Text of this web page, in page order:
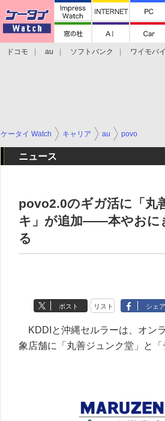
ドコモ au ソフトバンク ワイモバ
ケータイ Watch キャリア au povo
ニュース
povo2.0のギガ活に「丸
キ」が追加――本やおに
る
ポスト リスト シェア
KDDIと沖縄セルラーは、オン
象店舗に「丸善ジュンク堂」と